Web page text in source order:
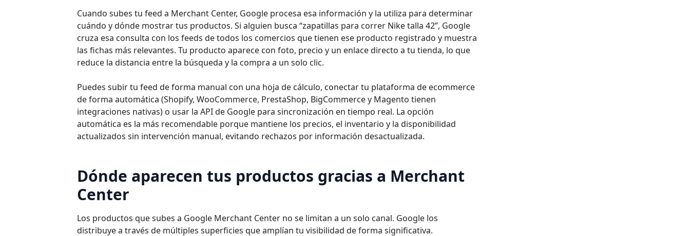
Cuando subes tu feed a Merchant Center, Google procesa esa información y la utiliza para determinar
cuándo y dónde mostrar tus productos. Si alguien busca “zapatillas para correr Nike talla 42”, Google
cruza esa consulta con los feeds de todos los comercios que tienen ese producto registrado y muestra
las fichas más relevantes. Tu producto aparece con foto, precio y un enlace directo a tu tienda, lo que
reduce la distancia entre la búsqueda y la compra a un solo clic.
Puedes subir tu feed de forma manual con una hoja de cálculo, conectar tu plataforma de ecommerce
de forma automática (Shopify, WooCommerce, PrestaShop, BigCommerce y Magento tienen
integraciones nativas) o usar la API de Google para sincronización en tiempo real. La opción
automática es la más recomendable porque mantiene los precios, el inventario y la disponibilidad
actualizados sin intervención manual, evitando rechazos por información desactualizada.
Dónde aparecen tus productos gracias a Merchant
Center
Los productos que subes a Google Merchant Center no se limitan a un solo canal. Google los
distribuye a través de múltiples superficies que amplían tu visibilidad de forma significativa.